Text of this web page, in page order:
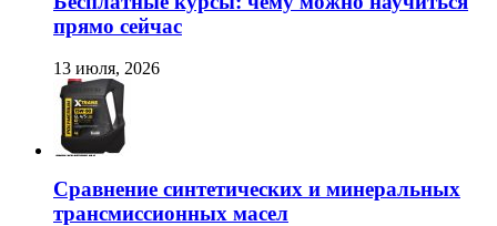
прямо сейчас
13 июля, 2026
Сравнение синтетических и минеральных
трансмиссионных масел